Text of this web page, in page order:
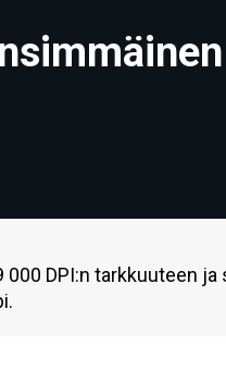
DPI:n tarkkuuteen